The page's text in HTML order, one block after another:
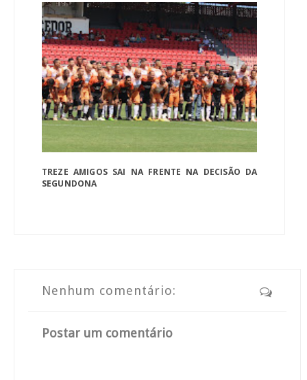
TREZE AMIGOS SAI NA FRENTE NA DECISÃO DA
SEGUNDONA
Nenhum comentário:
Postar um comentário